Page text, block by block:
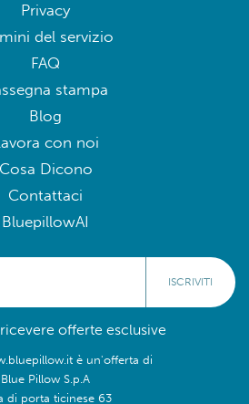
Privacy
del servizio
FAQ
stampa
Blog
con noi
Cosa Dicono
Contattaci
BluepillowAI
ISCRIVITI
offerte esclusive
è un'offerta di
Blue Pillow S.p.A
di porta ticinese 63